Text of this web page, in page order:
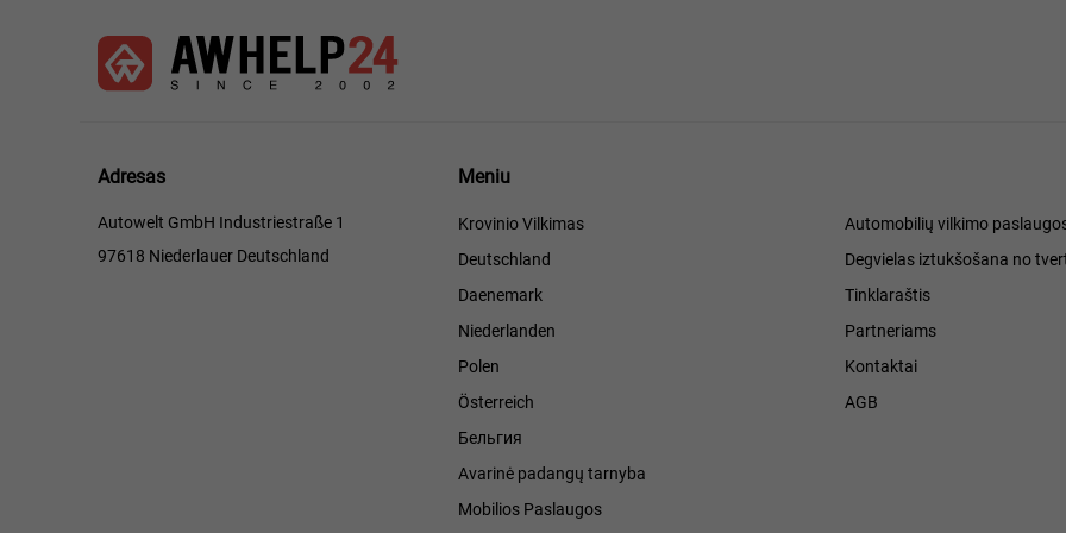
Adresas
Autowelt GmbH Industriestraße 1
97618 Niederlauer Deutschland
Meniu
Meniu
Krovinio Vilkimas
Deutschland
Daenemark
Niederlanden
Polen
Österreich
Бельгия
Avarinė padangų tarnyba
Mobilios Paslaugos
Automobilių vilkimo
Degvielas iztukšošana no
Tinklaraštis
Partneriams
Kontaktai
AGB